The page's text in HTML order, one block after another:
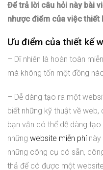
Để trả lời câu hỏi này bài
nhược điểm của việc thiết
Ưu điểm của thiết kế
– Dĩ nhiên là hoàn toàn
mà không tốn một đồng
– Dễ dàng tạo ra một
biết những kỹ thuật về
bạn vẫn có thể dễ dàng
những website miễn phínày
những công cụ có sẵn,
thả để có được một